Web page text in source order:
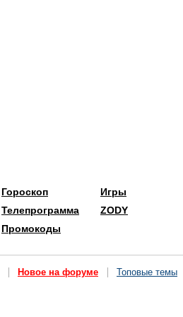
Гороскоп
Телепрограмма
Промокоды
Игры
ZODY
Новое на форуме Топовые темы